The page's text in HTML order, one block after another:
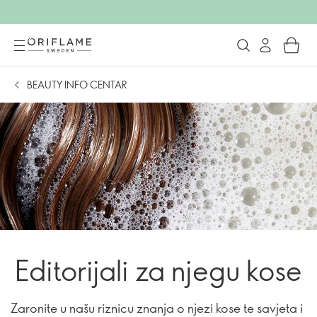
BEAUTY INFO CENTAR
Editorijali za njegu kose
Zaronite u našu riznicu znanja o njezi kose te savjeta i